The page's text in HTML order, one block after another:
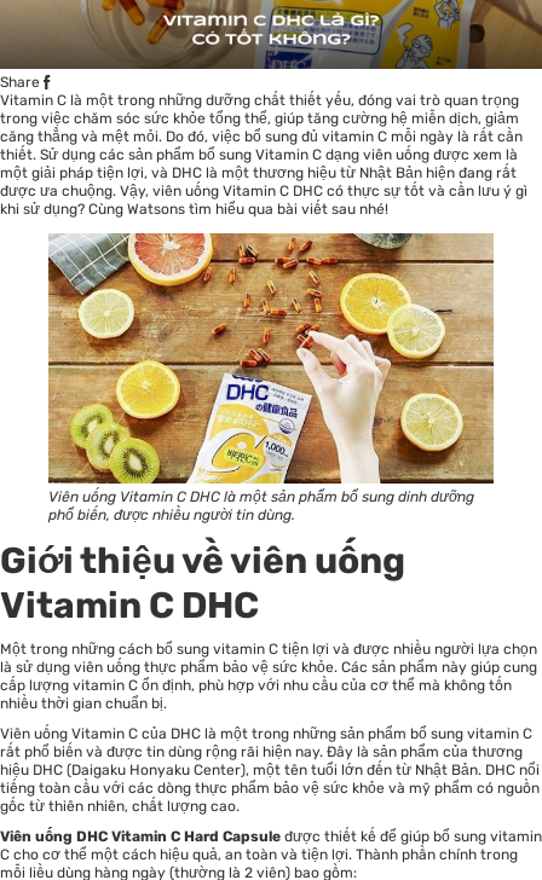
Share
Vitamin C là một trong những dưỡng chất thiết yếu, đóng vai trò quan trọng
trong việc chăm sóc sức khỏe tổng thể, giúp tăng cường hệ miễn dịch, giảm
căng thẳng và mệt mỏi. Do đó, việc bổ sung đủ vitamin C mỗi ngày là rất cần
thiết. Sử dụng các sản phẩm bổ sung Vitamin C dạng viên uống được xem là
một giải pháp tiện lợi, và DHC là một thương hiệu từ Nhật Bản hiện đang rất
được ưa chuộng. Vậy, viên uống Vitamin C DHC có thực sự tốt và cần lưu ý gì
khi sử dụng? Cùng Watsons tìm hiểu qua bài viết sau nhé!
Viên uống Vitamin C DHC là một sản phẩm bổ sung dinh dưỡng
phổ biến, được nhiều người tin dùng.
Giới thiệu về viên uống
Vitamin C DHC
Một trong những cách bổ sung vitamin C tiện lợi và được nhiều người lựa chọn
là sử dụng viên uống thực phẩm bảo vệ sức khỏe. Các sản phẩm này giúp cung
cấp lượng vitamin C ổn định, phù hợp với nhu cầu của cơ thể mà không tốn
nhiều thời gian chuẩn bị.
Viên uống Vitamin C của DHC là một trong những sản phẩm bổ sung vitamin C
rất phổ biến và được tin dùng rộng rãi hiện nay. Đây là sản phẩm của thương
hiệu DHC (Daigaku Honyaku Center), một tên tuổi lớn đến từ Nhật Bản. DHC nổi
tiếng toàn cầu với các dòng thực phẩm bảo vệ sức khỏe và mỹ phẩm có nguồn
gốc từ thiên nhiên, chất lượng cao.
Viên uống DHC Vitamin C Hard Capsule được thiết kế để giúp bổ sung vitamin
C cho cơ thể một cách hiệu quả, an toàn và tiện lợi. Thành phần chính trong
mỗi liều dùng hàng ngày (thường là 2 viên) bao gồm: